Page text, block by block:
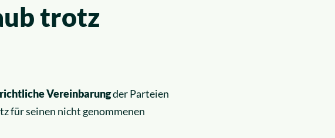
trotz
Vereinbarungder Parteien
für seinen nicht genommenen